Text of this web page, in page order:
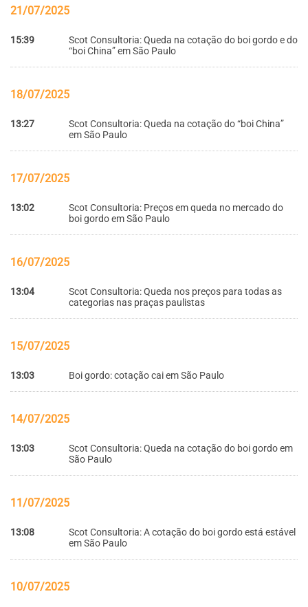
21/07/2025
15:39
Scot Consultoria: Queda na cotação do boi gordo e do
“boi China” em São Paulo
18/07/2025
13:27
Scot Consultoria: Queda na cotação do “boi China”
em São Paulo
17/07/2025
13:02
Scot Consultoria: Preços em queda no mercado do
boi gordo em São Paulo
16/07/2025
13:04
Scot Consultoria: Queda nos preços para todas as
categorias nas praças paulistas
15/07/2025
13:03 Boi gordo: cotação cai em São Paulo
14/07/2025
13:03
Scot Consultoria: Queda na cotação do boi gordo em
São Paulo
11/07/2025
13:08
Scot Consultoria: A cotação do boi gordo está estável
em São Paulo
10/07/2025